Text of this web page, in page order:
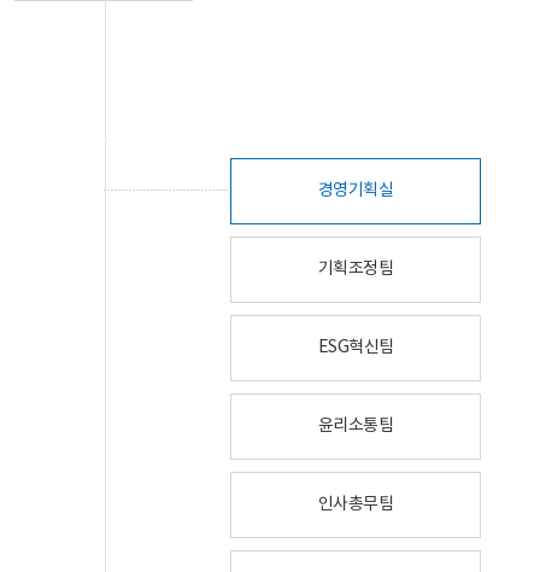
경영기획실
기획조정팀
ESG혁신팀
윤리소통팀
인사총무팀